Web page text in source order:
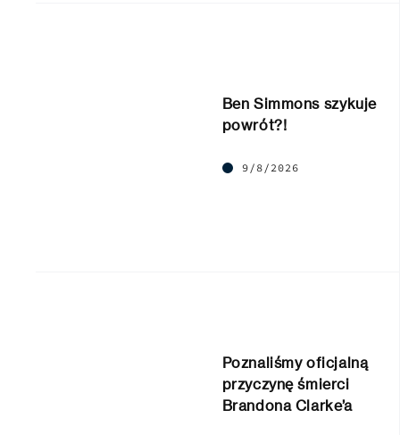
Ben Simmons szykuje
powrót?!
9/8/2026
Poznaliśmy oficjalną
przyczynę śmierci
Brandona Clarke’a